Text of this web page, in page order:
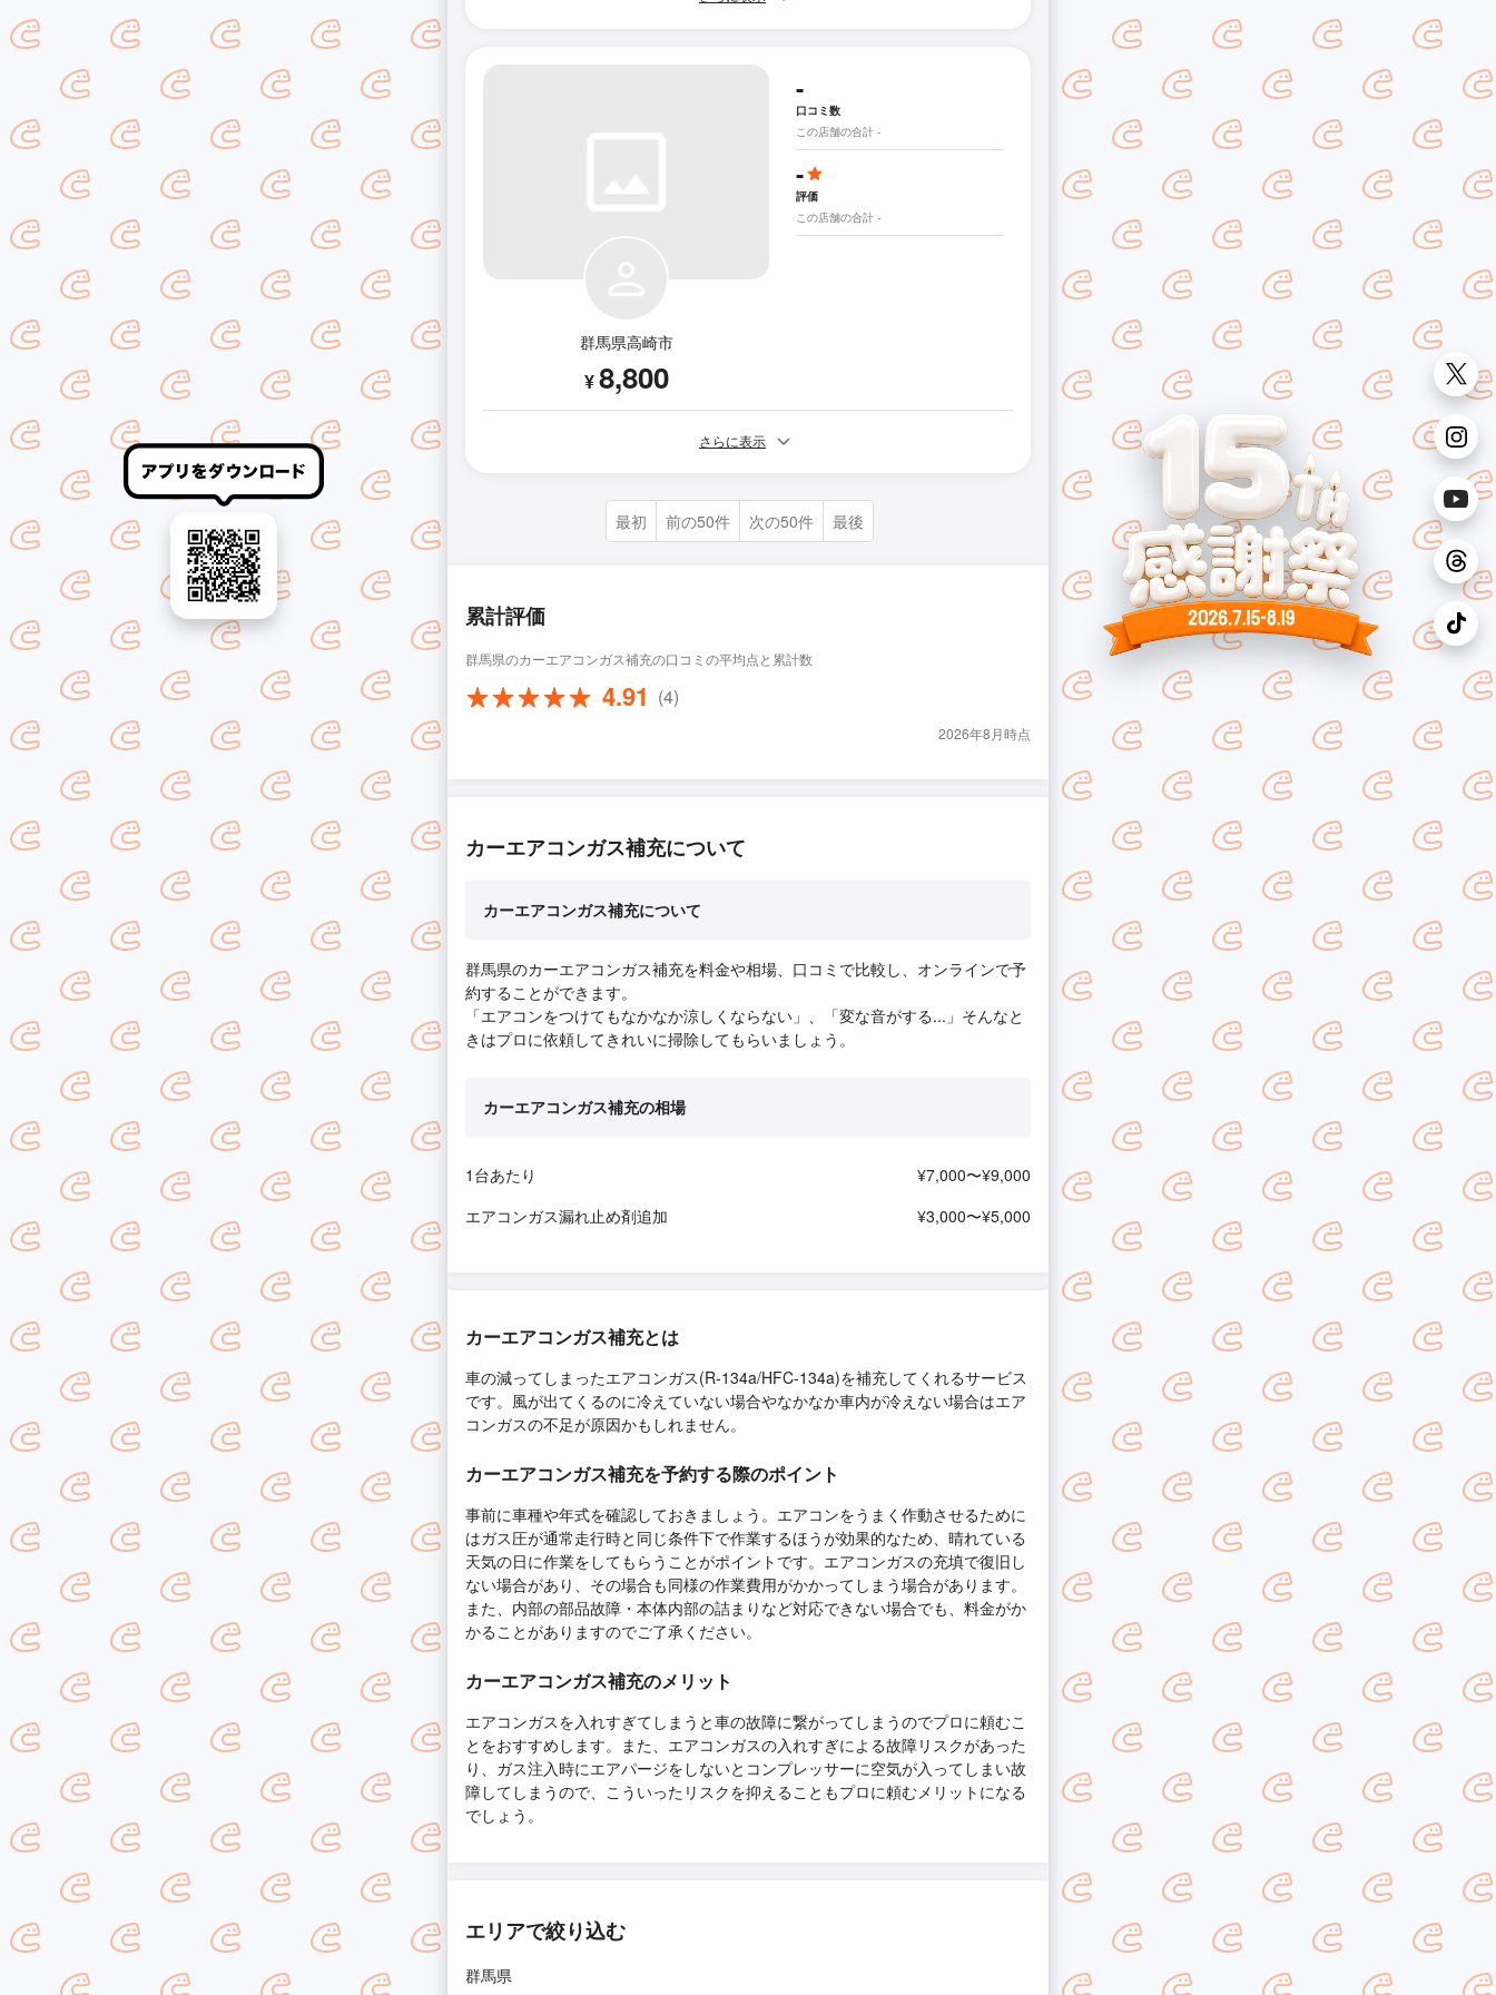
群馬県高崎市
¥8,800
-
口コミ数
この店舗の合計 -
-
評価
この店舗の合計 -
さらに表示
最初 前の50件 次の50件 最後
累計評価
群馬県のカーエアコンガス補充の口コミの平均点と累計数
4.91 (4)
2026年8月時点
カーエアコンガス補充について
カーエアコンガス補充について
群馬県のカーエアコンガス補充を料金や相場、口コミで比較し、オンラインで予
約することができます。
「エアコンをつけてもなかなか涼しくならない」、「変な音がする...」そんなと
きはプロに依頼してきれいに掃除してもらいましょう。
カーエアコンガス補充の相場
1台あたり
¥7,000〜¥9,000
エアコンガス漏れ止め剤追加
¥3,000〜¥5,000
カーエアコンガス補充とは
車の減ってしまったエアコンガス(R-134a/HFC-134a)を補充してくれるサービス
です。風が出てくるのに冷えていない場合やなかなか車内が冷えない場合はエア
コンガスの不足が原因かもしれません。
カーエアコンガス補充を予約する際のポイント
事前に車種や年式を確認しておきましょう。エアコンをうまく作動させるために
はガス圧が通常走行時と同じ条件下で作業するほうが効果的なため、晴れている
天気の日に作業をしてもらうことがポイントです。エアコンガスの充填で復旧し
ない場合があり、その場合も同様の作業費用がかかってしまう場合があります。
また、内部の部品故障・本体内部の詰まりなど対応できない場合でも、料金がか
かることがありますのでご了承ください。
カーエアコンガス補充のメリット
エアコンガスを入れすぎてしまうと車の故障に繋がってしまうのでプロに頼むこ
とをおすすめします。また、エアコンガスの入れすぎによる故障リスクがあった
り、ガス注入時にエアパージをしないとコンプレッサーに空気が入ってしまい故
障してしまうので、こういったリスクを抑えることもプロに頼むメリットになる
でしょう。
エリアで絞り込む
群馬県